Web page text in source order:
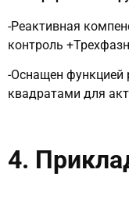
-Реактивная
контроль
-Оснащен функцией
квадратами для
4.